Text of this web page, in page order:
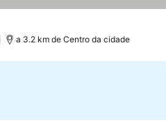
a 3.2 km de Centro da cidade